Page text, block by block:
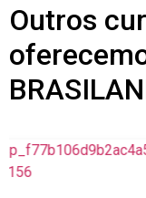
Outros